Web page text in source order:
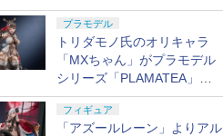
スケールフィギュア化！
プラモデル
トリダモノ氏のオリキャラ
「MXちゃん」がプラモデル
シリーズ「PLAMATEA」で
登場！ 2027年1月発売予定
フィギュア
「アズールレーン」よりアル